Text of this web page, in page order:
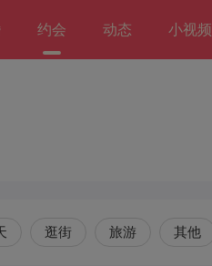
约会 动态 小视频
逛街 旅游 其他